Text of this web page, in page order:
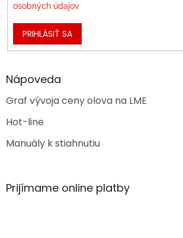
osobných údajov
PRIHLÁSIŤ SA
Nápoveda
Graf vývoja ceny olova na LME
Hot-line
Manuály k stiahnutiu
Prijímame online platby